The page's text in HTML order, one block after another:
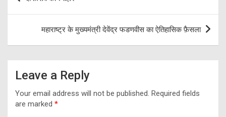
महाराष्ट्र के मुख्यमंत्री देवेंद्र फडणवीस का ऐतिहासिक फ़ैसला
Leave a Reply
Your email address will not be published. Required fields
are marked *